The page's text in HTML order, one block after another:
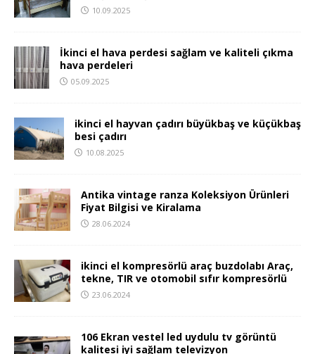
10.09.2025
İkinci el hava perdesi sağlam ve kaliteli çıkma
hava perdeleri
05.09.2025
ikinci el hayvan çadırı büyükbaş ve küçükbaş
besi çadırı
10.08.2025
Antika vintage ranza Koleksiyon Ürünleri
Fiyat Bilgisi ve Kiralama
28.06.2024
ikinci el kompresörlü araç buzdolabı Araç,
tekne, TIR ve otomobil sıfır kompresörlü
23.06.2024
106 Ekran vestel led uydulu tv görüntü
kalitesi iyi sağlam televizyon